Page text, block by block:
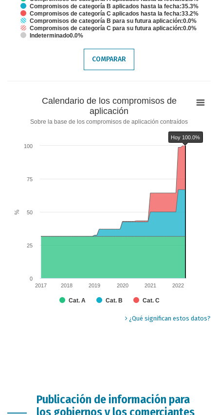
Compromisos de categoría B aplicados hasta la fecha:35.3%
Compromisos de categoría C aplicados hasta la fecha:33.2%
Compromisos de categoría B para su futura aplicación:0.0%
Compromisos de categoría C para su futura aplicación:0.0%
Indeterminado0.0%
COMPARAR
aplicación
Hoy 100.0%
%
Calendario de los compromisos de
aplicación
Sobre la base de los compromisos de aplicación contraídos
Hoy 100.0%
Cat. A Cat. B Cat. C
2017 2018 2019 2020 2021 2022
0
25
50
75
100
¿Qué significan estos datos?
Publicación de información para
los gobiernos y los comerciantes